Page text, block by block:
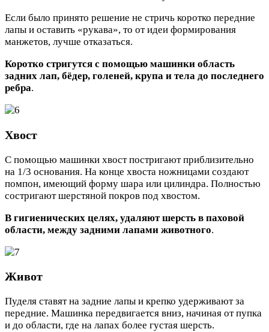
Если было принято решение не стричь коротко передние
лапы и оставить «рукава», то от идеи формирования
манжетов, лучше отказаться.
Коротко стригутся с помощью машинки область
задних лап, бёдер, голеней, крупа и тела до последнего
ребра.
Хвост
С помощью машинки хвост постригают приблизительно
на 1/3 основания. На конце хвоста ножницами создают
помпон, имеющий форму шара или цилиндра. Полностью
состригают шерстяной покров под хвостом.
В гигиенических целях, удаляют шерсть в паховой
области, между задними лапами животного.
Живот
Пуделя ставят на задние лапы и крепко удерживают за
передние. Машинка передвигается вниз, начиная от пупка
и до области, где на лапах более густая шерсть.